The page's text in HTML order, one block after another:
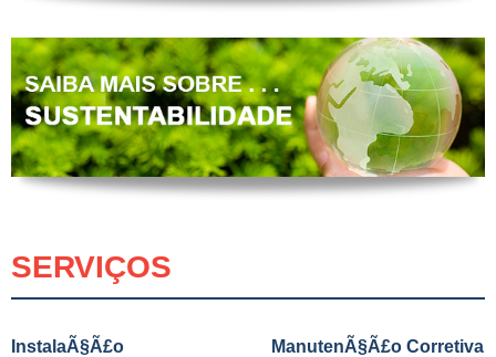
SERVIÇOS
InstalaÃ§Ã£o ManutenÃ§Ã£o Corretiva